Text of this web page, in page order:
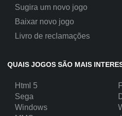
Sugira um novo jogo
Baixar novo jogo
Livro de reclamações
QUAIS JOGOS SÃO MAIS
Html 5
Sega
Windows